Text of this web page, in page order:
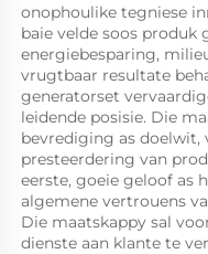
onophoulike tegniese
baie velde soos produk
energiebesparing,
vrugtbaar resultate
generatorset
leidende posisie. Die
bevrediging as
presteerdering van
eerste, goeie geloof as
algemene vertrouens
Die maatskappy sal
dienste aan klante te